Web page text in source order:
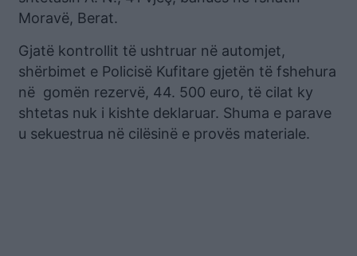
Moravë, Berat.
Gjatë kontrollit të ushtruar në automjet,
shërbimet e Policisë Kufitare gjetën të fshehura
në gomën rezervë, 44. 500 euro, të cilat ky
shtetas nuk i kishte deklaruar. Shuma e parave
u sekuestrua në cilësinë e provës materiale.